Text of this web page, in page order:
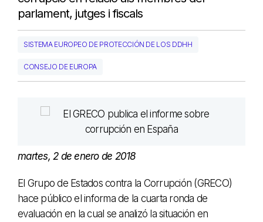
parlament, jutges i fiscals
SISTEMA EUROPEO DE PROTECCIÓN DE LOS DDHH
CONSEJO DE EUROPA
martes, 2 de enero de 2018
El Grupo de Estados contra la Corrupción (GRECO)
hace público el informa de la cuarta ronda de
evaluación en la cual se analizó la situación en